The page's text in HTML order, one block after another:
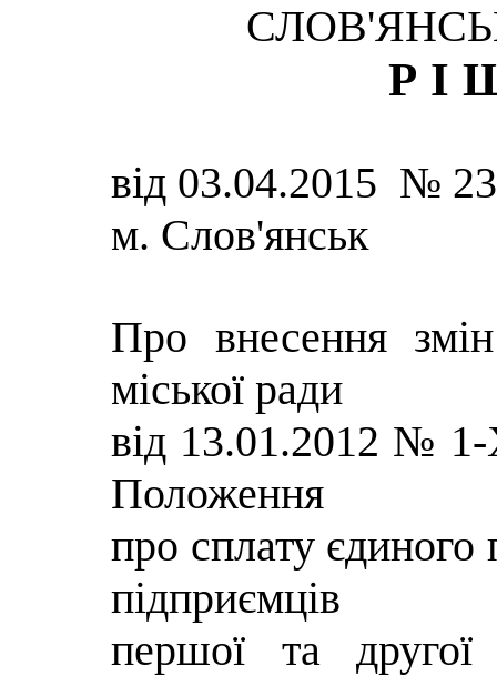
від 03.04.2015 №
м. Слов'янськ
Про внесення
міської ради
від 13.01.2012 №
Положення
про сплату єдиного
підприємців
першої та другої